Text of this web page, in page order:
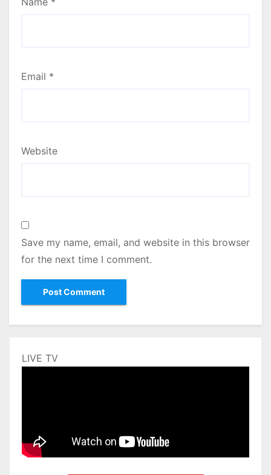
Email *
Website
Save my name, email, and website in this browser
for the next time I comment.
LIVE TV